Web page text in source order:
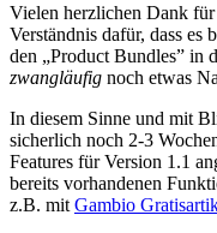
Vielen herzlichen Dank
Verständnis dafür, dass es
den „Product Bundles” in
zwangläufig noch etwas
In diesem Sinne und mit
sicherlich noch 2-3
Features für Version 1.1
bereits vorhandenen
z.B. mit Gambio